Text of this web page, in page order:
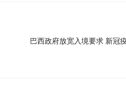
巴西政府放宽入境要求 新冠